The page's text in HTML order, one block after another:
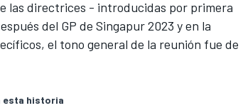
las directrices - introducidas por primera
del GP de Singapur 2023 y en la
el tono general de la reunión fue de
esta historia